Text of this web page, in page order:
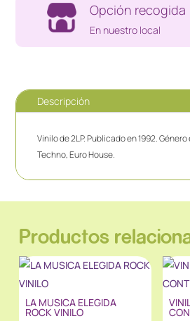
Opción recogida
En nuestro local
Descripción
Vinilo de 2LP. Publicado en 1992.
Techno, Euro House.
Productos
LA MUSICA ELEGIDA
ROCK VINILO